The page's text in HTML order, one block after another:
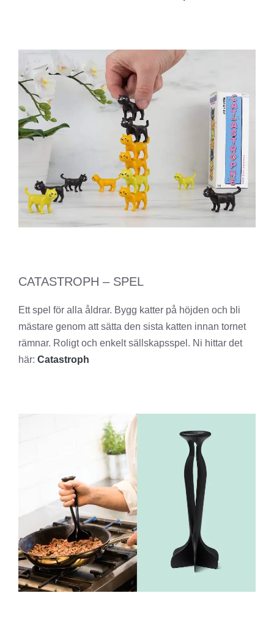
CATASTROPH – SPEL
Ett spel för alla åldrar. Bygg katter på höjden och bli
mästare genom att sätta den sista katten innan tornet
rämnar. Roligt och enkelt sällskapsspel. Ni hittar det
här: Catastroph